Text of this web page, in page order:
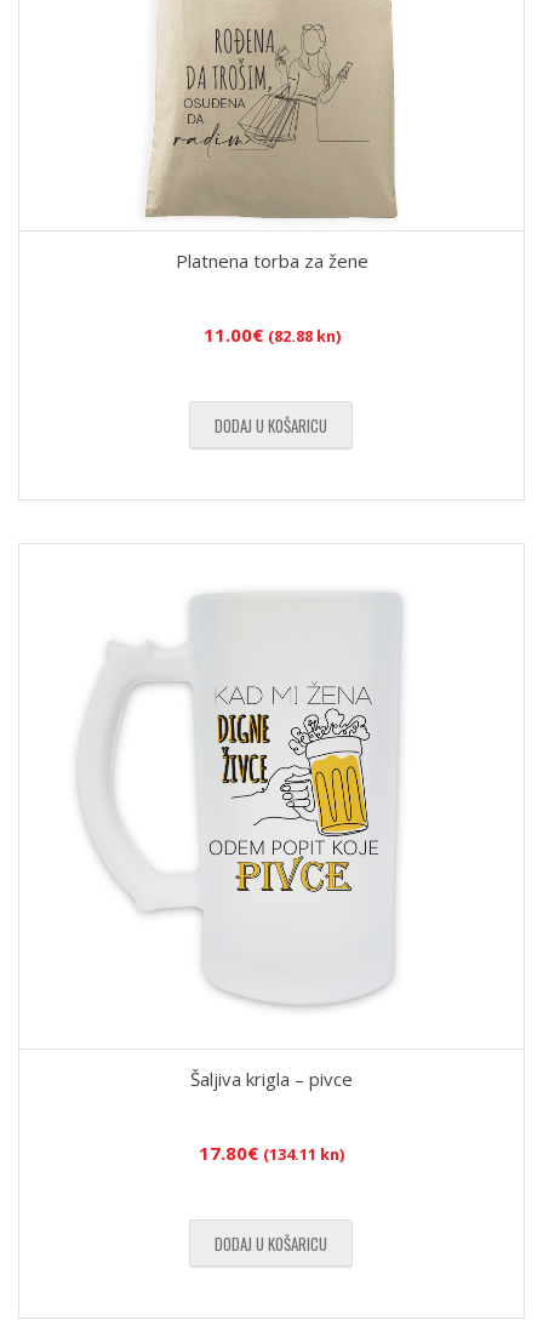
Platnena torba za žene
11.00€ (82.88 kn)
DODAJ U KOŠARICU
Šaljiva krigla – pivce
17.80€ (134.11 kn)
DODAJ U KOŠARICU